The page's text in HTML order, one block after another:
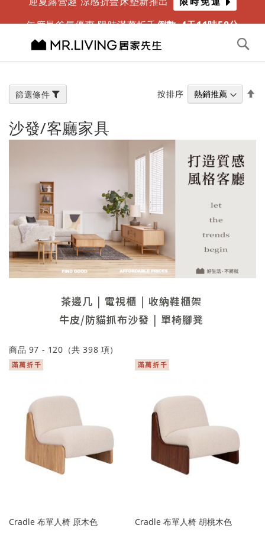
迎夏露營趣 涼感折疊床墊新推出 限時免運
內
容
沙發/客廳家具
茶邊几 電視櫃
收納鞋櫃架
牛皮/防貓抓布沙發
單椅腳凳
商品 97 - 120 （共398 項）
按排序
方
Cradle 布單人椅 原木色 Cradle 布單人椅 胡桃木色
篩選條件